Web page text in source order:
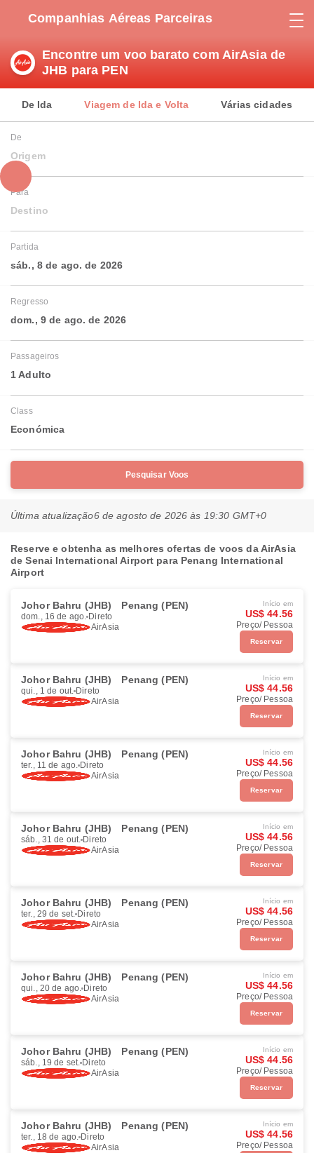
Companhias Aéreas Parceiras
Encontre um voo barato com AirAsia de
JHB para PEN
De Ida Viagem de Ida e Volta Várias cidades
De
Origem
Para
Destino
Partida
sáb., 8 de ago. de 2026
Regresso
dom., 9 de ago. de 2026
Passageiros
1 Adulto
Class
Económica
Pesquisar Voos
Última atualização6 de agosto de 2026 às 19:30 GMT+0
Reserve e obtenha as melhores ofertas de voos da AirAsia
de Senai International Airport para Penang International
Airport
Johor Bahru (JHB) Penang (PEN)
dom., 16 de ago. Direto
AirAsia
Início em
US$ 44.56
Preço/ Pessoa
Reservar
Johor Bahru (JHB) Penang (PEN)
qui., 1 de out. Direto
AirAsia
Início em
US$ 44.56
Preço/ Pessoa
Reservar
Johor Bahru (JHB) Penang (PEN)
ter., 11 de ago. Direto
AirAsia
Início em
US$ 44.56
Preço/ Pessoa
Reservar
Johor Bahru (JHB) Penang (PEN)
sáb., 31 de out. Direto
AirAsia
Início em
US$ 44.56
Preço/ Pessoa
Reservar
Johor Bahru (JHB) Penang (PEN)
ter., 29 de set. Direto
AirAsia
Início em
US$ 44.56
Preço/ Pessoa
Reservar
Johor Bahru (JHB) Penang (PEN)
qui., 20 de ago. Direto
AirAsia
Início em
US$ 44.56
Preço/ Pessoa
Reservar
Johor Bahru (JHB) Penang (PEN)
sáb., 19 de set. Direto
AirAsia
Início em
US$ 44.56
Preço/ Pessoa
Reservar
Johor Bahru (JHB) Penang (PEN)
ter., 18 de ago. Direto
AirAsia
Início em
US$ 44.56
Preço/ Pessoa